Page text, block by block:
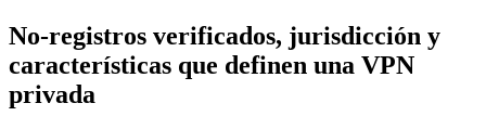
No-registros verificados, jurisdicción y
características que definen una VPN
privada